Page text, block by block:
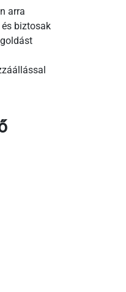
arra
biztosak